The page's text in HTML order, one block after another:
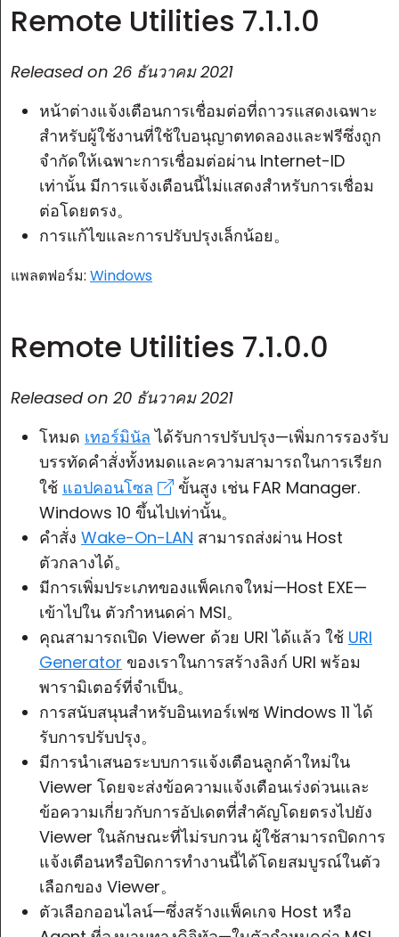
Remote Utilities 7.1.1.0
Released on 26 ธันวาคม 2021
หน้าต่างแจ้งเตือนการเชื่อมต่อที่ถาวรแสดงเฉพาะ
สำหรับผู้ใช้งานที่ใช้ใบอนุญาตทดลองและฟรีซึ่งถูก
จำกัดให้เฉพาะการเชื่อมต่อผ่าน Internet-ID
เท่านั้น มีการแจ้งเตือนนี้ไม่แสดงสำหรับการเชื่อม
ต่อโดยตรง。
การแก้ไขและการปรับปรุงเล็กน้อย。
แพลตฟอร์ม: Windows
Remote Utilities 7.1.0.0
Released on 20 ธันวาคม 2021
โหมด เทอร์มินัล ได้รับการปรับปรุง—เพิ่มการรองรับ
บรรทัดคำสั่งทั้งหมดและความสามารถในการเรียก
ใช้ แอปคอนโซล
ขั้นสูง เช่น FAR Manager.
Windows 10 ขึ้นไปเท่านั้น。
คำสั่ง Wake-On-LAN สามารถส่งผ่าน Host
ตัวกลางได้。
มีการเพิ่มประเภทของแพ็คเกจใหม่—Host EXE—
เข้าไปใน ตัวกำหนดค่า MSI。
คุณสามารถเปิด Viewer ด้วย URI ได้แล้ว ใช้ URI
Generator ของเราในการสร้างลิงก์ URI พร้อม
พารามิเตอร์ที่จำเป็น。
การสนับสนุนสำหรับอินเทอร์เฟซ Windows 11 ได้
รับการปรับปรุง。
มีการนำเสนอระบบการแจ้งเตือนลูกค้าใหม่ใน
Viewer โดยจะส่งข้อความแจ้งเตือนเร่งด่วนและ
ข้อความเกี่ยวกับการอัปเดตที่สำคัญโดยตรงไปยัง
Viewer ในลักษณะที่ไม่รบกวน ผู้ใช้สามารถปิดการ
แจ้งเตือนหรือปิดการทำงานนี้ได้โดยสมบูรณ์ในตัว
เลือกของ Viewer。
ตัวเลือกออนไลน์—ซึ่งสร้างแพ็คเกจ Host หรือ